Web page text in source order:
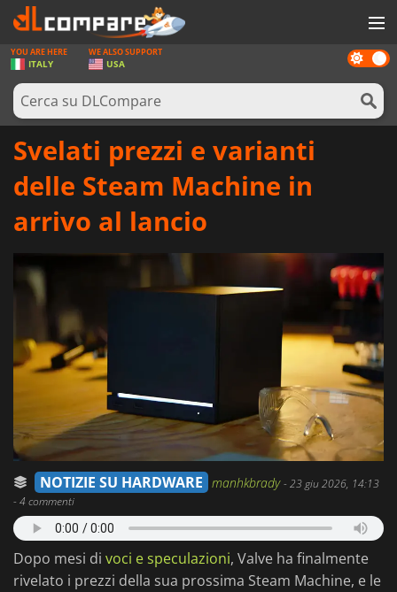
GIOCHI
PREPAGATE
SOFTWARE
ACCEDI O REGISTRATI
Dark
mode
YOU ARE HERE
ITALY
WE ALSO SUPPORT
USA
Svelati prezzi e varianti
delle Steam Machine in
arrivo al lancio
NOTIZIE SU HARDWARE manhkbrady-23 giu 2026, 14:13
- 4 commenti
Dopo mesi di voci e speculazioni, Valve ha finalmente
rivelato i prezzi della sua prossima Steam Machine, e le